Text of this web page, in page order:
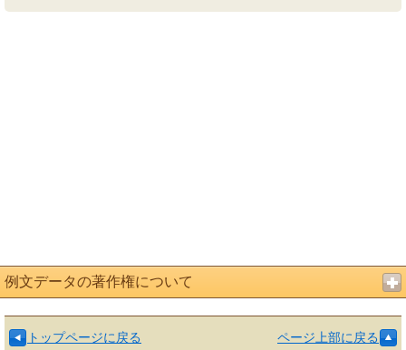
例文データの著作権について
トップページに戻る ページ上部に戻る